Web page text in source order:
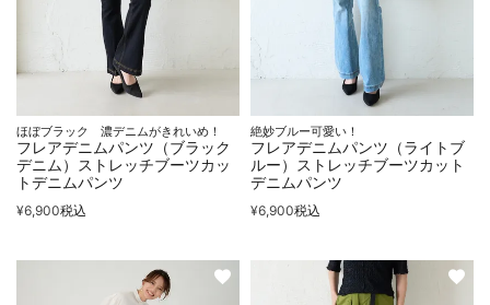
ほぼブラック 濃デニムがきれいめ！
フレアデニムパンツ（ブラック
デニム）ストレッチブーツカッ
トデニムパンツ
¥6,900税込
絶妙ブルー可愛い！
フレアデニムパンツ（ライトブ
ルー）ストレッチブーツカット
デニムパンツ
¥6,900税込